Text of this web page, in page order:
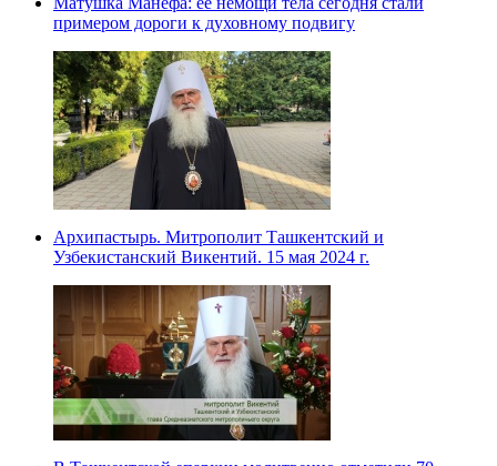
примером дороги к духовному подвигу
Архипастырь. Митрополит Ташкентский и
Узбекистанский Викентий. 15 мая 2024 г.